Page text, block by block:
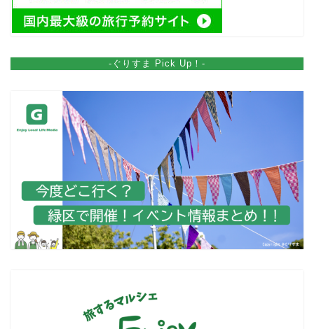
-ぐりすま Pick Up！-